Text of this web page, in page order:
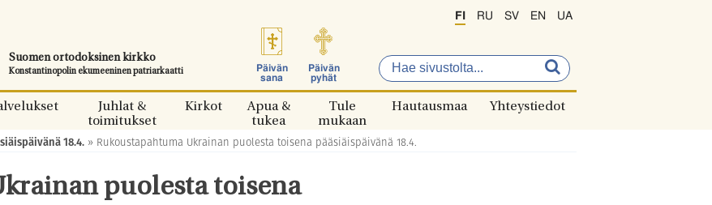
Suomen ortodoksinen kirkko
Konstantinopolin ekumeeninen patriarkaatti
Päivän
sana
Päivän
pyhät
FI RU SV EN UA
Juhlat &
toimitukset
Kirkot
Apua &
tukea
Tule
mukaan
Hautausmaa Yhteystiedot
18.4. » Rukoustapahtuma Ukrainan puolesta toisena pääsiäispäivänä 18.4.
puolesta toisena